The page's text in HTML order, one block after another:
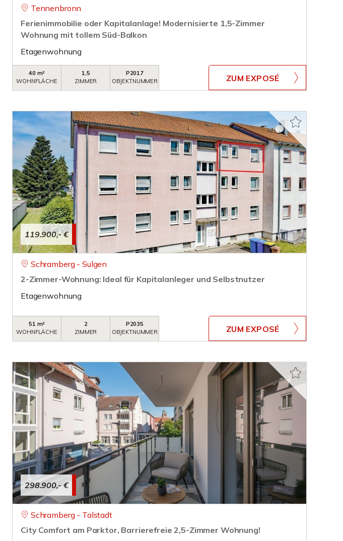
Tennenbronn
Ferienimmobilie oder Kapitalanlage! Modernisierte 1,5-Zimmer
Wohnung mit tollem Süd-Balkon
Etagenwohnung
40 m²
WOHNFLÄCHE
1,5
ZIMMER
P2017
OBJEKTNUMMER
ZUM EXPOSÉ
119.900,- €
Schramberg - Sulgen
2-Zimmer-Wohnung: Ideal für Kapitalanleger und Selbstnutzer
Etagenwohnung
51 m²
WOHNFLÄCHE
2
ZIMMER
P2035
OBJEKTNUMMER
ZUM EXPOSÉ
298.900,- €
Schramberg - Talstadt
City Comfort am Parktor, Barrierefreie 2,5-Zimmer Wohnung!